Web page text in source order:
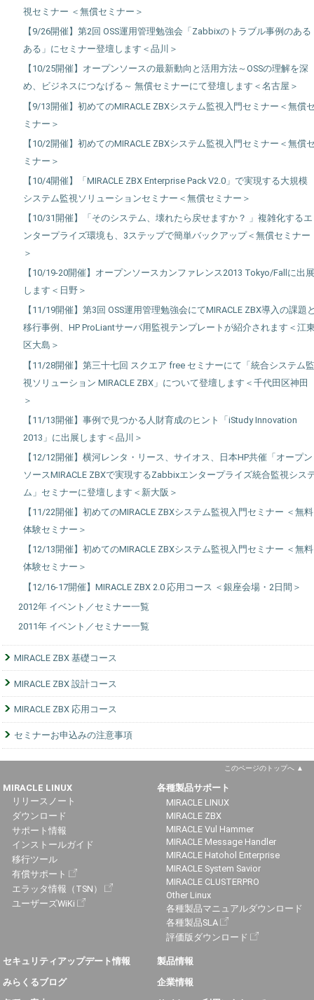
視セミナー ＜無償セミナー＞
【9/26開催】第2回 OSS運用管理勉強会「Zabbixのトラブル事例のある
ある」にセミナー登壇します＜品川＞
【10/25開催】オープンソースの最新動向と活用方法～OSSの理解を深
め、ビジネスにつなげる～ 無償セミナーにて登壇します＜名古屋＞
【9/13開催】初めてのMIRACLE ZBXシステム監視入門セミナー＜無償
ミナー＞
【10/2開催】初めてのMIRACLE ZBXシステム監視入門セミナー＜無償
ミナー＞
【10/4開催】「MIRACLE ZBX Enterprise Pack V2.0」で実現する大規模
システム監視ソリューションセミナー＜無償セミナー＞
【10/31開催】「そのシステム、壊れたら戻せますか？ 」複雑化するエ
ンタープライズ環境も、3ステップで簡単バックアップ＜無償セミナー
＞
【10/19-20開催】オープンソースカンファレンス2013 Tokyo/Fallに出展
します＜日野＞
【11/19開催】第3回 OSS運用管理勉強会にてMIRACLE ZBX導入の課題
移行事例、HP ProLiantサーバ用監視テンプレートが紹介されます＜江
区大島＞
【11/28開催】第三十七回 スクエア free セミナーにて「統合システム監
視ソリューション MIRACLE ZBX」について登壇します＜千代田区神田
＞
【11/13開催】事例で見つかる人財育成のヒント「iStudy Innovation
2013」に出展します＜品川＞
【12/12開催】横河レンタ・リース、サイオス、日本HP共催「オープン
ソースMIRACLE ZBXで実現するZabbixエンタープライズ統合監視シス
ム」セミナーに登壇します＜新大阪＞
【11/22開催】初めてのMIRACLE ZBXシステム監視入門セミナー ＜無料
体験セミナー＞
【12/13開催】初めてのMIRACLE ZBXシステム監視入門セミナー ＜無料
体験セミナー＞
【12/16-17開催】MIRACLE ZBX 2.0 応用コース ＜銀座会場・2日間＞
2012年 イベント／セミナー一覧
2011年 イベント／セミナー一覧
MIRACLE ZBX 基礎コース
MIRACLE ZBX 設計コース
MIRACLE ZBX 応用コース
セミナーお申込みの注意事項
このページのトップへ
MIRACLE LINUX
リリースノート
ダウンロード
サポート情報
インストールガイド
移行ツール
有償サポート
エラッタ情報（TSN）
ユーザーズWiKi
各種製品サポート
MIRACLE LINUX
MIRACLE ZBX
MIRACLE Vul Hammer
MIRACLE Message Handler
MIRACLE Hatohol Enterprise
MIRACLE System Savior
MIRACLE CLUSTERPRO
Other Linux
各種製品マニュアルダウンロード
各種製品SLA
評価版ダウンロード
セキュリティアップデート情報
みらくるブログ
製品情報
企業情報